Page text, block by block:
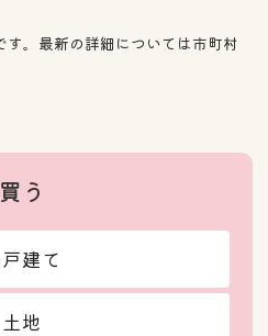
。最新の詳細については市町村
買う
建て
土地